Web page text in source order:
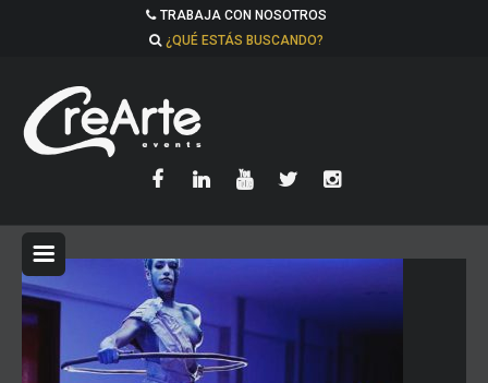
TRABAJA CON NOSOTROS
¿QUÉ ESTÁS BUSCANDO?